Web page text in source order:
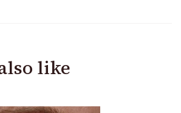
like